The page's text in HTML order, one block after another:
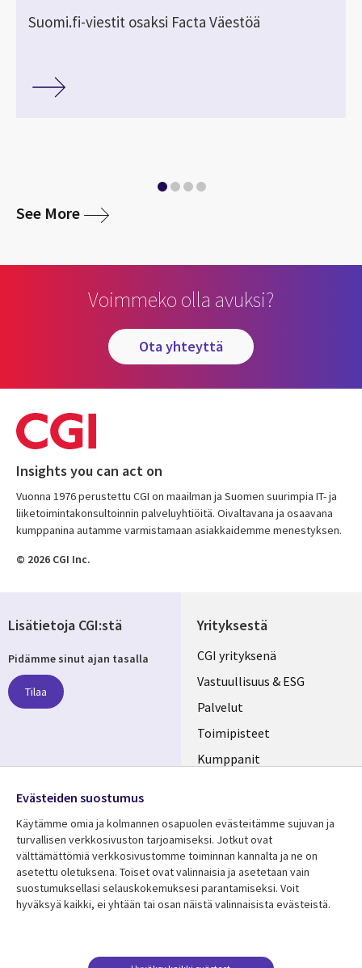
Suomi.fi-viestit osaksi Facta Väestöä
See Moremedia
Voimmeko olla avuksi?
ota yhteyttä
Insights you can act on
Vuonna 1976 perustettu CGI on maailman ja Suomen suurimpia IT- ja
liiketoimintakonsultoinnin palveluyhtiöitä. Oivaltavana ja osaavana
kumppanina autamme varmistamaan asiakkaidemme menestyksen.
© 2026 CGI Inc.
Yrityksestä
Useful
links
FINLAND
CGI yrityksenä
Vastuullisuus & ESG
Palvelut
Toimipisteet
Kumppanit
Resurssikeskus
Library
Asiakastarinat
Lisätietoa
Legal
Tietosuoja
Käyttöehdot
Lisätietoja CGI:stä
Pidämme sinut ajan tasalla
Tilaa
Media
FINLAND
Evästeiden suostumus
Käytämme omia ja kolmannen osapuolen evästeitämme sujuvan ja
turvallisen verkkosivuston tarjoamiseksi. Jotkut ovat
välttämättömiä verkkosivustomme toiminnan kannalta ja ne on
asetettu oletuksena. Toiset ovat valinnaisia ​​ja asetetaan vain
suostumuksellasi selauskokemuksesi parantamiseksi. Voit
hyväksyä kaikki, ei yhtään tai osan näistä valinnaisista evästeistä.